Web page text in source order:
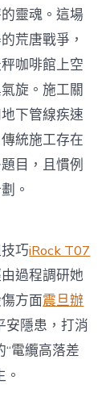
靈魂。這場
荒唐戰爭，
咖啡館上空
旋。施工關
下管線疾速
統施工存在
目，且慣例
。
巧iRock T07
過程調研她
方面震旦辦
安隱患，打消
電纜高落差